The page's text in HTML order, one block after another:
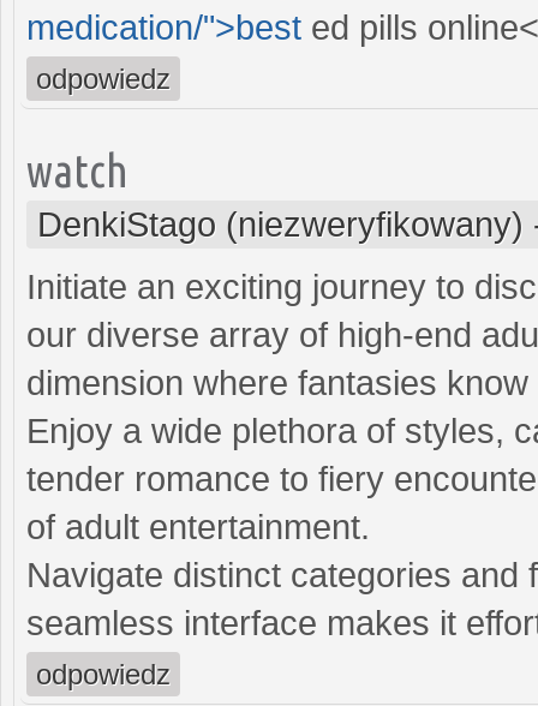
medication/">best ed pills
odpowiedz
watch
DenkiStago (niezweryfikowany)
Initiate an exciting journey to
our diverse array of high-end
dimension where fantasies
Enjoy a wide plethora of styles,
tender romance to fiery
of adult entertainment.
Navigate distinct categories
seamless interface makes it
odpowiedz